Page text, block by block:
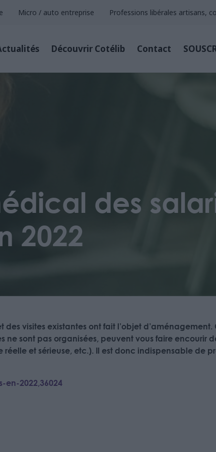
Micro / auto entreprise Professions libérales artisans,
Découvrir Cotélib Contact
des
2022
visites existantes ont fait l’objet
sont pas organisées, peuvent vous faire encourir
et sérieuse, etc.). Il est donc indispensable de
2022,36024